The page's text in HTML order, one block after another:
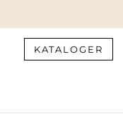
KATALOGER